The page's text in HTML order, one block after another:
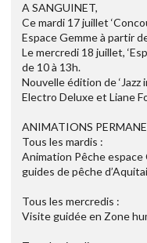
A SANGUINET,
Ce mardi 17 juillet
Espace Gemme à partir
Le mercredi 18 juillet,
de 10 à 13h.
Nouvelle édition de ‘Jazz
Electro Deluxe et Liane
ANIMATIONS
Tous les mardis :
Animation Pêche espace
guides de pêche
Tous les mercredis :
Visite guidée en Zone